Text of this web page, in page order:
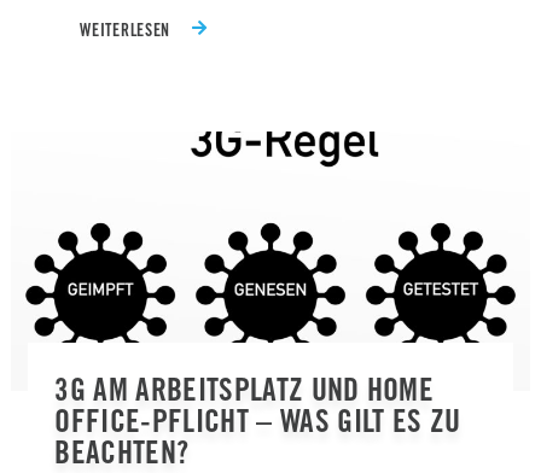
WEITERLESEN
3G AM ARBEITSPLATZ UND HOME
OFFICE-PFLICHT – WAS GILT ES ZU
BEACHTEN?